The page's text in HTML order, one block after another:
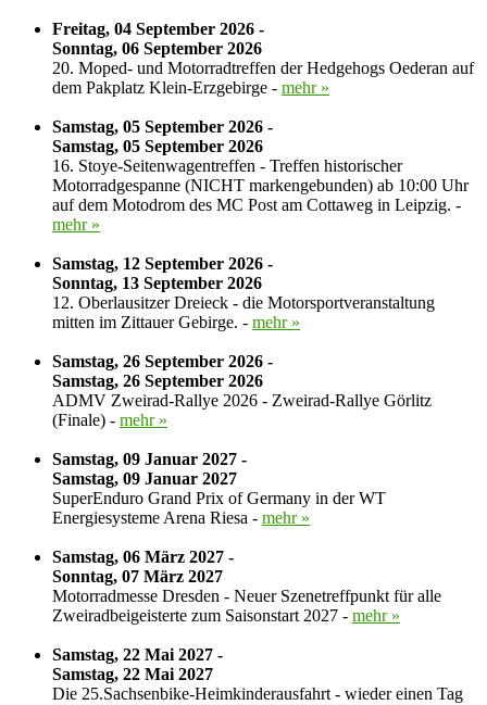
Freitag, 04 September 2026 -
Sonntag, 06 September 2026
20. Moped- und Motorradtreffen der Hedgehogs Oederan auf
dem Pakplatz Klein-Erzgebirge - mehr »
Samstag, 05 September 2026 -
Samstag, 05 September 2026
16. Stoye-Seitenwagentreffen - Treffen historischer
Motorradgespanne (NICHT markengebunden) ab 10:00 Uhr
auf dem Motodrom des MC Post am Cottaweg in Leipzig. -
mehr »
Samstag, 12 September 2026 -
Sonntag, 13 September 2026
12. Oberlausitzer Dreieck - die Motorsportveranstaltung
mitten im Zittauer Gebirge. - mehr »
Samstag, 26 September 2026 -
Samstag, 26 September 2026
ADMV Zweirad-Rallye 2026 - Zweirad-Rallye Görlitz
(Finale) - mehr »
Samstag, 09 Januar 2027 -
Samstag, 09 Januar 2027
SuperEnduro Grand Prix of Germany in der WT
Energiesysteme Arena Riesa - mehr »
Samstag, 06 März 2027 -
Sonntag, 07 März 2027
Motorradmesse Dresden - Neuer Szenetreffpunkt für alle
Zweiradbeigeisterte zum Saisonstart 2027 - mehr »
Samstag, 22 Mai 2027 -
Samstag, 22 Mai 2027
Die 25.Sachsenbike-Heimkinderausfahrt - wieder einen Tag